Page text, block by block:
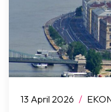
13 April 2026 /